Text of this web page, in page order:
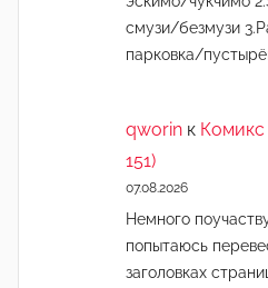
смузи/безмузи
парковка/
qworin к Комикс
151)
07.08.2026
Немного
попытаюсь
заголовках